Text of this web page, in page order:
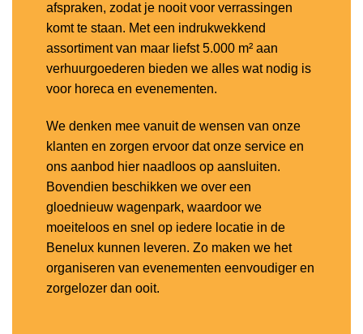
afspraken, zodat je nooit voor verrassingen
komt te staan. Met een indrukwekkend
assortiment van maar liefst 5.000 m² aan
verhuurgoederen bieden we alles wat nodig is
voor horeca en evenementen.
We denken mee vanuit de wensen van onze
klanten en zorgen ervoor dat onze service en
ons aanbod hier naadloos op aansluiten.
Bovendien beschikken we over een
gloednieuw wagenpark, waardoor we
moeiteloos en snel op iedere locatie in de
Benelux kunnen leveren. Zo maken we het
organiseren van evenementen eenvoudiger en
zorgelozer dan ooit.